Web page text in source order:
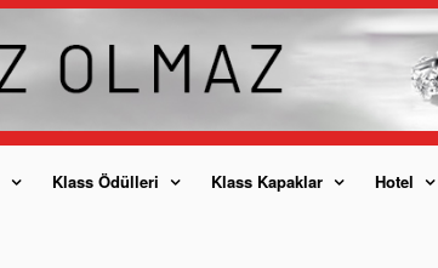
Klass Ödülleri Klass Kapaklar Hotel